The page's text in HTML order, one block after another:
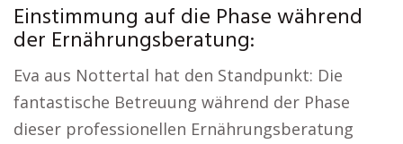
Einstimmung auf die Phase während
der Ernährungsberatung:
Eva aus Nottertal hat den Standpunkt: Die
fantastische Betreuung während der Phase
dieser professionellen Ernährungsberatung